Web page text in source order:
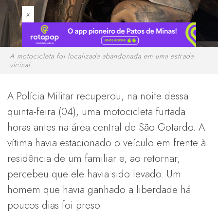
×
A motocicleta foi localizada abandonada em uma estrada
vicinal.
A Polícia Militar recuperou, na noite dessa
quinta-feira (04), uma motocicleta furtada
horas antes na área central de São Gotardo. A
vítima havia estacionado o veículo em frente à
residência de um familiar e, ao retornar,
percebeu que ele havia sido levado. Um
homem que havia ganhado a liberdade há
poucos dias foi preso.